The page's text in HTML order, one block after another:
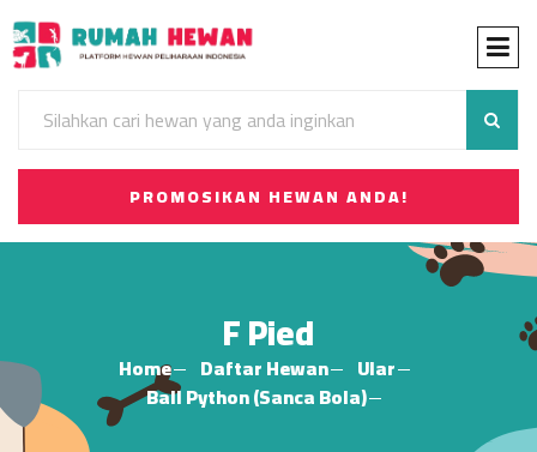
PROMOSIKAN HEWAN ANDA!
F Pied
Home Daftar Hewan
Ular
Ball Python (Sanca Bola)